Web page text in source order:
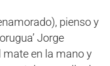
pienso y
Jorge
mate en la mano y